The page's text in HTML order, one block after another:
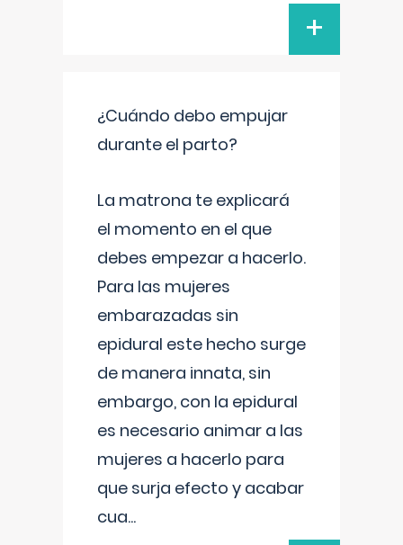
+
¿Cuándo debo empujar
durante el parto?
La matrona te explicará
el momento en el que
debes empezar a hacerlo.
Para las mujeres
embarazadas sin
epidural este hecho surge
de manera innata, sin
embargo, con la epidural
es necesario animar a las
mujeres a hacerlo para
que surja efecto y acabar
cua...